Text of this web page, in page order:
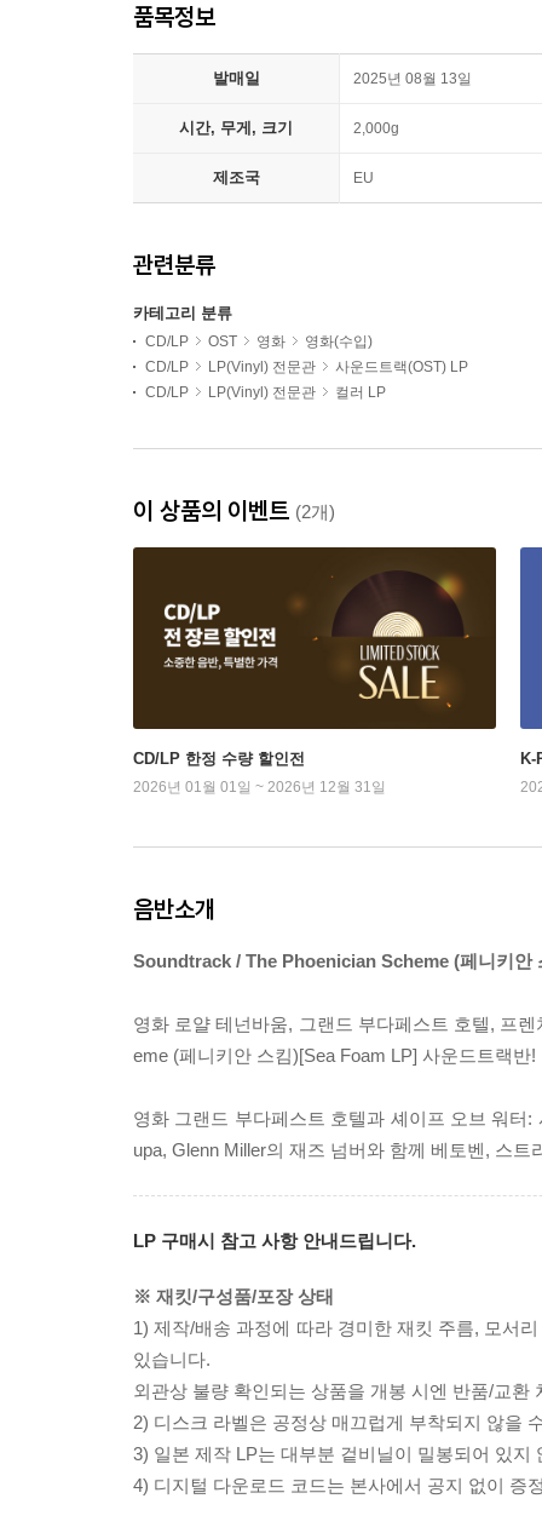
품목정보
발매일 2025년 08월 13일
시간, 무게, 크기 2,000g
제조국 EU
관련분류
카테고리 분류
CD/LP OST 영화
영화(수입)
CD/LP
LP(Vinyl) 전문관
사운드트랙(OST) LP
CD/LP
LP(Vinyl) 전문관 컬러 LP
이 상품의 이벤트 (2개)
CD/LP 한정 수량 할인전
2026년 01월 01일 ~ 2026년 12월 31일
K-
음반소개
Soundtrack / The Phoenician Scheme (페니키안
영화 로얄 테넌바움, 그랜드 부다페스트 호텔, 프
eme (페니키안 스킴)[Sea Foam LP] 사운드트랙반!
영화 그랜드 부다페스트 호텔과 셰이프 오브 워터
upa, Glenn Miller의 재즈 넘버와 함께 베토벤, 스
LP 구매시 참고 사항 안내드립니다.
※ 재킷/구성품/포장 상태
1) 제작/배송 과정에 따라 경미한 재킷 주름, 모서
있습니다.
외관상 불량 확인되는 상품을 개봉 시엔 반품/교환
2) 디스크 라벨은 공정상 매끄럽게 부착되지 않을
3) 일본 제작 LP는 대부분 겉비닐이 밀봉되어 있지
4) 디지털 다운로드 코드는 본사에서 공지 없이 증